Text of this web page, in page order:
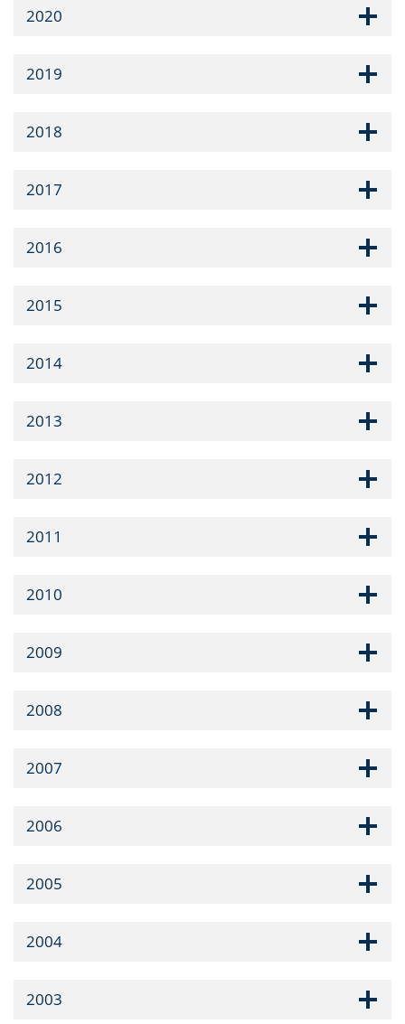
2020
2019
2018
2017
2016
2015
2014
2013
2012
2011
2010
2009
2008
2007
2006
2005
2004
2003